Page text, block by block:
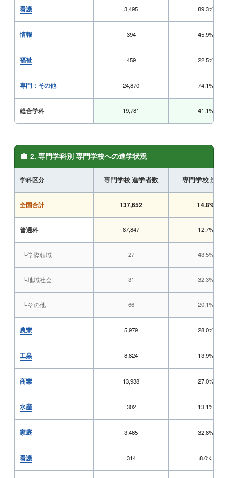
看護 3,495 89.3%
情報 394 45.9%
福祉 459 22.5%
専門：その他 24,870 74.1%
総合学科 19,781 41.1%
🏫 2. 専門学科別 専門学校への進学状況
学科区分 専門学校 進学者数 専門学校 進学
全国合計 137,652 14.8%
普通科 87,847 12.7%
└学際領域 27 43.5%
└地域社会 31 32.3%
└その他 66 20.1%
農業 5,979 28.0%
工業 8,824 13.9%
商業 13,938 27.0%
水産 302 13.1%
家庭 3,465 32.8%
看護 314 8.0%